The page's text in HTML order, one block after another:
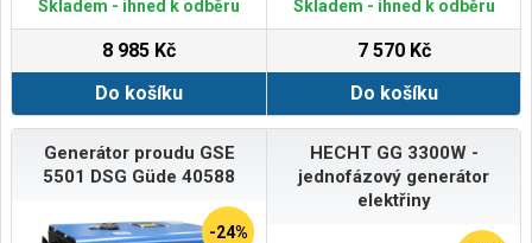
proti přetíženíPočítadlo provozních
hodin a ukazatel paliva v
nádržiStartování zajišťuje reverzní
startér15ti litrová benzínová
nádržPřepravní podvozek a sklopné
transport
Skladem - ihned k odběru
8 985 Kč
Do košíku
Skladem - ihned k odběru
7 570 Kč
Do košíku
Generátor proudu GSE
5501 DSG Güde 40588
-24%
HECHT GG 3300W -
jednofázový generátor
elektřiny